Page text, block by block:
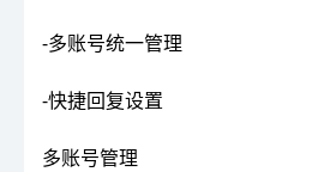
-多账号统一管理
-快捷回复设置
多账号管理